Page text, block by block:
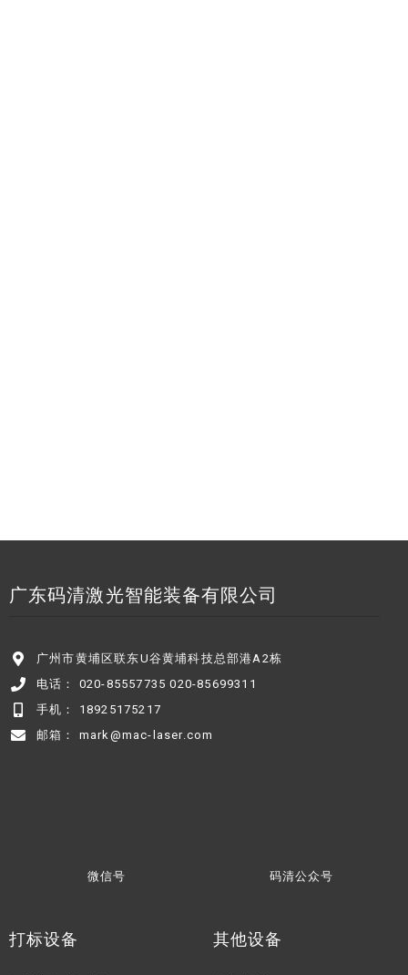
广东码清激光智能装备有限公司
广州市黄埔区联东U谷黄埔科技总部港A2栋
电话： 020-85557735 020-85699311
手机： 18925175217
邮箱： mark@mac-laser.com
微信号 码清公众号
打标设备 其他设备